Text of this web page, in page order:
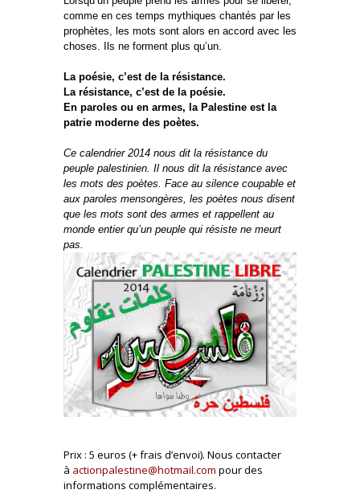
comme en ces temps mythiques chantés par les
prophètes, les mots sont alors en accord avec les
choses. Ils ne forment plus qu’un.
La poésie, c’est de la résistance.
La résistance, c’est de la poésie.
En paroles ou en armes, la Palestine est la
patrie moderne des poètes.
Ce calendrier 2014 nous dit la résistance du
peuple palestinien. Il nous dit la résistance avec
les mots des poètes. Face au silence coupable et
aux paroles mensongères, les poètes nous disent
que les mots sont des armes et rappellent au
monde entier qu’un peuple qui résiste ne meurt
pas.
Prix : 5 euros (+ frais d’envoi). Nous contacter
à actionpalestine@hotmail.com pour des
informations complémentaires.